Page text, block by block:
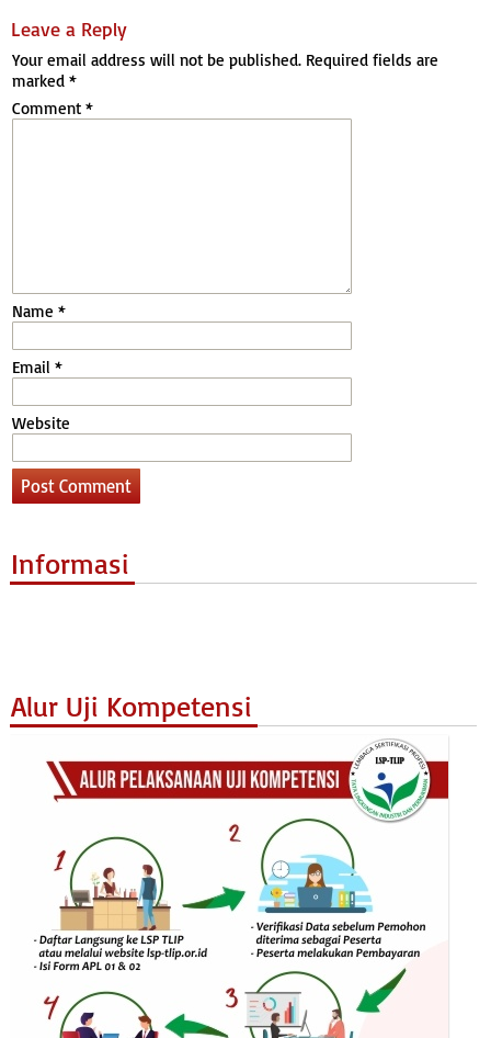
Leave a Reply
Your email address will not be published. Required fields are
marked *
Comment *
Name *
Email *
Website
Informasi
Alur Uji Kompetensi